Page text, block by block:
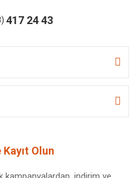
417 24 43
Olun